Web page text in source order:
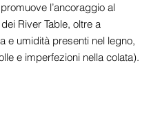
l’ancoraggio al
River Table, oltre a
e umidità presenti nel legno,
e imperfezioni nella colata).